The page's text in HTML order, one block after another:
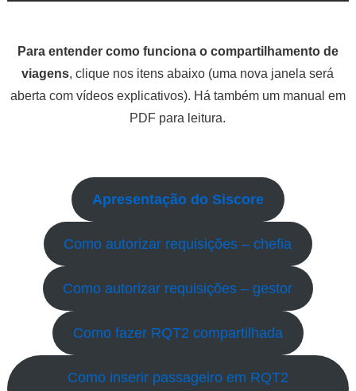
Para entender como funciona o compartilhamento de
viagens, clique nos itens abaixo (uma nova janela será
aberta com vídeos explicativos). Há também um manual em
PDF para leitura.
Apresentação do Siscore
Como autorizar requisições – chefia
Como autorizar requisições – gestor
Como fazer RQT2 compartilhada
Como inserir passageiro em RQT2